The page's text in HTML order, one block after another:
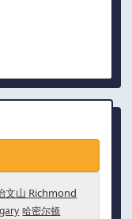
文山 Richmond
哈密尔顿